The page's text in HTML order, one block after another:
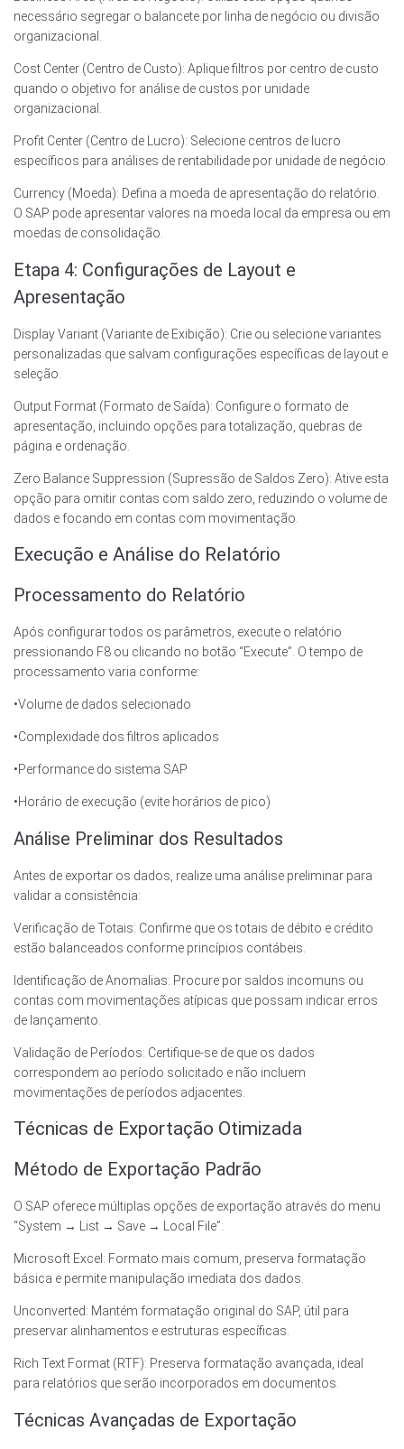
necessário segregar o balancete por linha de negócio ou divisão
organizacional.
Cost Center (Centro de Custo): Aplique filtros por centro de custo
quando o objetivo for análise de custos por unidade
organizacional.
Profit Center (Centro de Lucro): Selecione centros de lucro
específicos para análises de rentabilidade por unidade de negócio.
Currency (Moeda): Defina a moeda de apresentação do relatório.
O SAP pode apresentar valores na moeda local da empresa ou em
moedas de consolidação.
Etapa 4: Configurações de Layout e
Apresentação
Display Variant (Variante de Exibição): Crie ou selecione variantes
personalizadas que salvam configurações específicas de layout e
seleção.
Output Format (Formato de Saída): Configure o formato de
apresentação, incluindo opções para totalização, quebras de
página e ordenação.
Zero Balance Suppression (Supressão de Saldos Zero): Ative esta
opção para omitir contas com saldo zero, reduzindo o volume de
dados e focando em contas com movimentação.
Execução e Análise do Relatório
Processamento do Relatório
Após configurar todos os parâmetros, execute o relatório
pressionando F8 ou clicando no botão “Execute”. O tempo de
processamento varia conforme:
•Volume de dados selecionado
•Complexidade dos filtros aplicados
•Performance do sistema SAP
•Horário de execução (evite horários de pico)
Análise Preliminar dos Resultados
Antes de exportar os dados, realize uma análise preliminar para
validar a consistência:
Verificação de Totais: Confirme que os totais de débito e crédito
estão balanceados conforme princípios contábeis.
Identificação de Anomalias: Procure por saldos incomuns ou
contas com movimentações atípicas que possam indicar erros
de lançamento.
Validação de Períodos: Certifique-se de que os dados
correspondem ao período solicitado e não incluem
movimentações de períodos adjacentes.
Técnicas de Exportação Otimizada
Método de Exportação Padrão
O SAP oferece múltiplas opções de exportação através do menu
“System → List → Save → Local File”:
Microsoft Excel: Formato mais comum, preserva formatação
básica e permite manipulação imediata dos dados.
Unconverted: Mantém formatação original do SAP, útil para
preservar alinhamentos e estruturas específicas.
Rich Text Format (RTF): Preserva formatação avançada, ideal
para relatórios que serão incorporados em documentos.
Técnicas Avançadas de Exportação